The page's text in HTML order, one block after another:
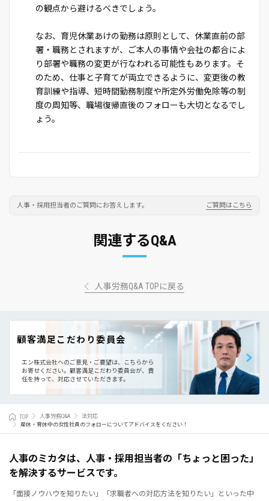
の観点から避けるべきでしょう。
なお、育児休業あけの勤務は原則として、休業直前の部
署・職務とされますが、ご本人の事情や会社の都合によ
り部署や職務の変更が行なわれる可能性もあります。そ
のため、仕事と子育てが両立できるように、変更後の教
育訓練や指導、短時間勤務制度や所定外労働免除等の制
度の周知等、職場復帰直後のフォローも大切となるでし
ょう。
人事・採用担当者のご質問にお答えします。 ご質問はこちら
関連するQ&A
人事労務Q&A TOPに戻る
顧客満足こだわり委員会
エン株式会社へのご意見・ご要望は、こちらから
お寄せください。 顧客満足こだわり委員会が、責
任を持って、対応させていただきます。
TOP 人事労務Q&A
法対応
産休・育休中の女性社員のフォローについてアドバイスをください！
人事のミカタは、人事・採用担当者の「ちょっと困った」
を解決するサービスです。
「面接ノウハウを知りたい」「求職者への対応方法を知りたい」といった中